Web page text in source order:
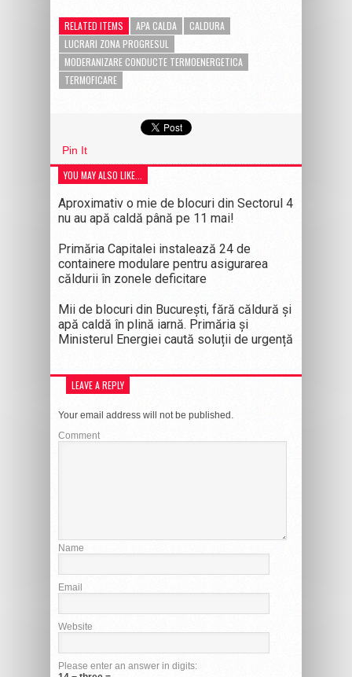
RELATED ITEMS APA CALDA
CALDURA
LUCRARI ZONA PROGRESUL
MODERANIZARE CONDUCTE TERMOENERGETICA
TERMOFICARE
Pin It
YOU MAY ALSO LIKE...
Aproximativ o mie de blocuri din Sectorul 4
nu au apă caldă până pe 11 mai!
Primăria Capitalei instalează 24 de
containere modulare pentru asigurarea
căldurii în zonele deficitare
Mii de blocuri din București, fără căldură și
apă caldă în plină iarnă. Primăria și
Ministerul Energiei caută soluții de urgență
LEAVE A REPLY
Your email address will not be published.
Comment
Name
Email
Website
Please enter an answer in digits: